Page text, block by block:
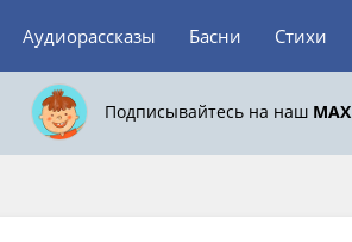
Аудиорассказы Басни Стихи
Подписывайтесь на наш MAX